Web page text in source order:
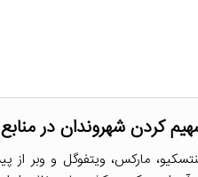
کردن شهروندان در
منتسکیو، مارکس، ویتفوگل و وبر